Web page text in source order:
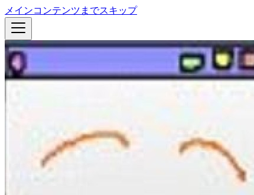
メインコンテンツまでスキップ